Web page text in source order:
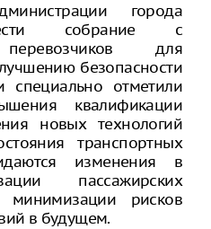
города
собрание с
перевозчиков для
безопасности
отметили
квалификации
новых технологий
транспортных
изменения в
пассажирских
рисков
в будущем.